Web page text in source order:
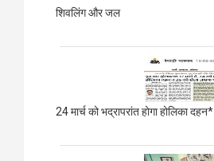
शिवलिंग और जल
24 मार्च को भद्रापरांत होगा होलिका दहन*